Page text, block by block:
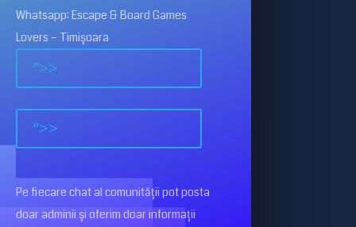
Whatsapp: Escape & Board Games
Lovers – Timișoara
”>>
”>>
Pe fiecare chat al comunității pot posta
doar adminii și oferim doar informații